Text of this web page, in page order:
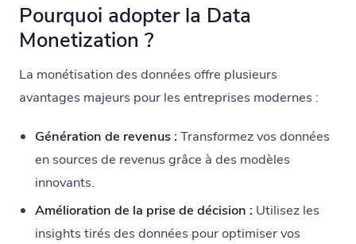
Pourquoi adopter la Data
Monetization ?
La monétisation des données offre plusieurs
avantages majeurs pour les entreprises modernes :
Génération de revenus : Transformez vos données
en sources de revenus grâce à des modèles
innovants.
Amélioration de la prise de décision : Utilisez les
insights tirés des données pour optimiser vos